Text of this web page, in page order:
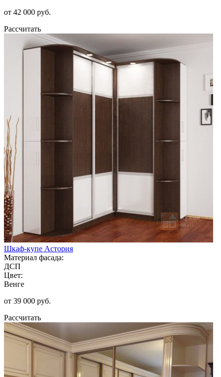
от 42 000 руб.
Рассчитать
Шкаф-купе Астория
Материал фасада:
ДСП
Цвет:
Венге
от 39 000 руб.
Рассчитать